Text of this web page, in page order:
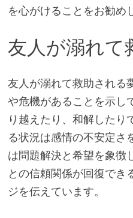
を心がけることをお勧め
友人が溺れて
友人が溺れて救助される
や危機があることを示し
り越えたり、和解したり
る状況は感情の不安定さ
は問題解決と希望を象徴
との信頼関係が回復でき
ジを伝えています。